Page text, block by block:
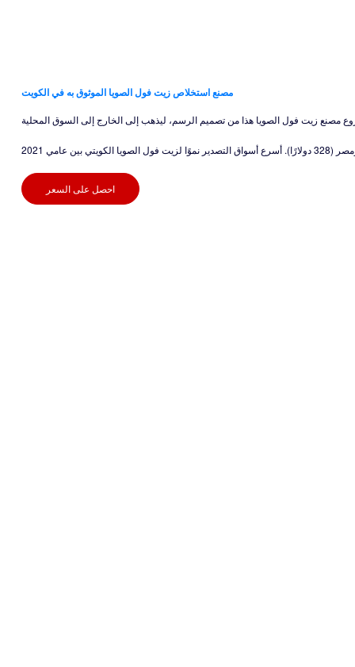
مصنع استخلاص زيت فول الصويا الموثوق به في الكويت
احصل على السعر